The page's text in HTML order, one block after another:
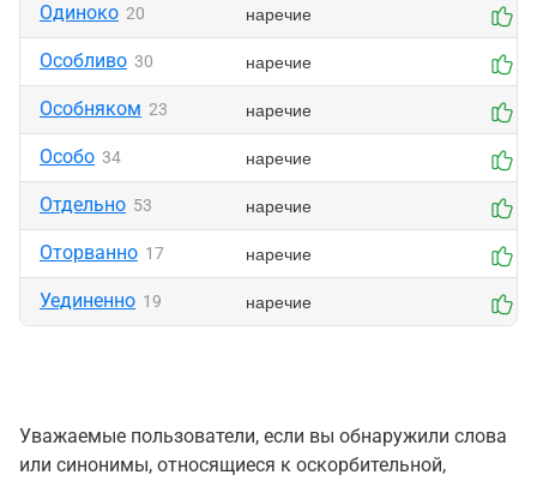
Одиноко 20 наречие
Особливо 30 наречие
Особняком 23 наречие
Особо 34 наречие
Отдельно 53 наречие
Оторванно 17 наречие
Уединенно 19 наречие
Уважаемые пользователи, если вы обнаружили слова
или синонимы, относящиеся к оскорбительной,